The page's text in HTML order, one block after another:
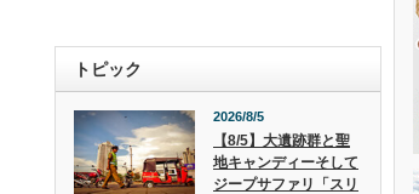
トピック
2026/8/5
【8/5】大遺跡群と聖
地キャンディーそして
ジープサファリ「スリ